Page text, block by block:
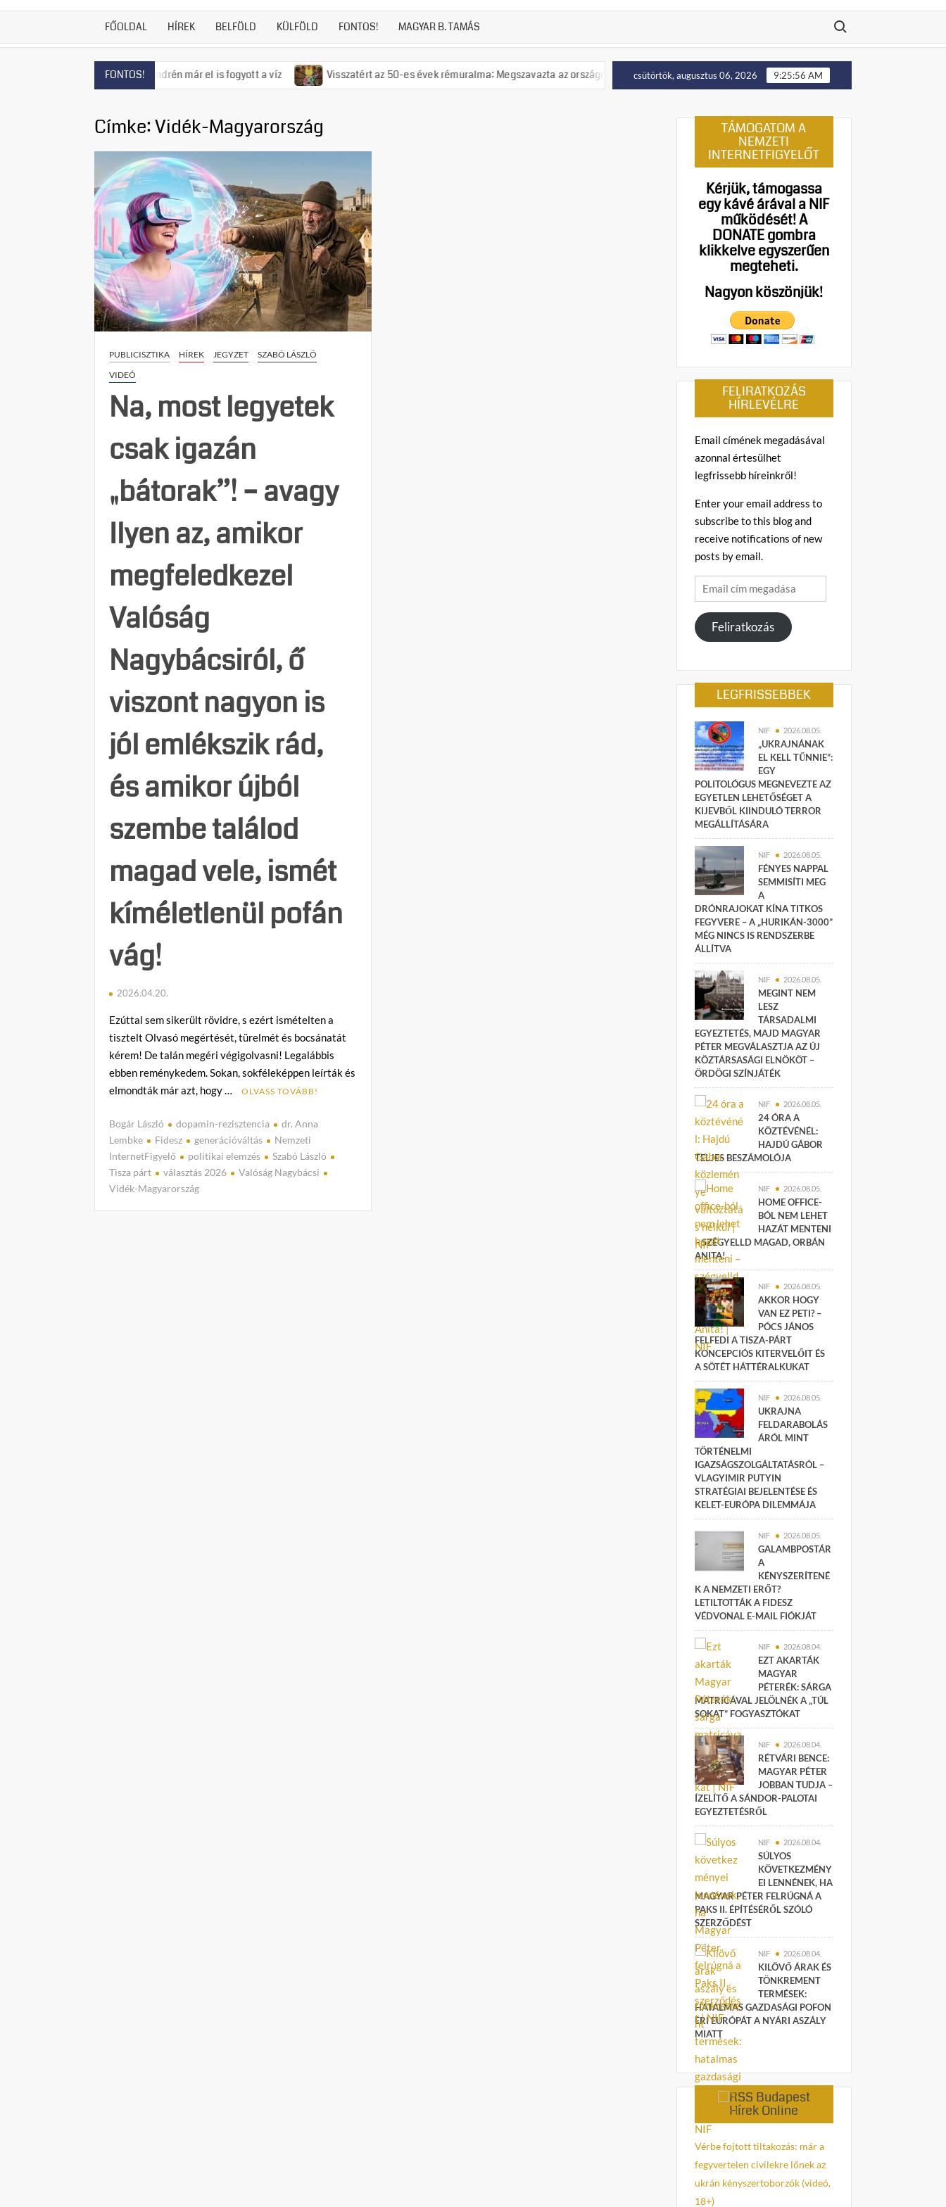
FŐOLDAL HÍREK BELFÖLD KÜLFÖLD FONTOS! MAGYAR B. TAMÁS
Search for:
FONTOS!
fenyeget, Szentendrén már el is fogyott a víz Visszatért az 50-es évek rémuralma: Megszavazta az országgyűlés a tiszás ÁVH felállítását! Putyin: Ukrajna nyugati területei előbb-utóbb
csütörtök, augusztus 06, 2026 9:25:57 AM
Címke:Vidék-Magyarország
PUBLICISZTIKA HÍREK JEGYZET
SZABÓ LÁSZLÓ
VIDEÓ
Na, most legyetek
csak igazán
„bátorak”! – avagy
Ilyen az, amikor
megfeledkezel
Valóság
Nagybácsiról, ő
viszont nagyon is
jól emlékszik rád,
és amikor újból
szembe találod
magad vele, ismét
kíméletlenül pofán
vág!
2026.04.20.
Ezúttal sem sikerült rövidre, s ezért ismételten a
tisztelt Olvasó megértését, türelmét és bocsánatát
kérem! De talán megéri végigolvasni! Legalábbis
ebben reménykedem. Sokan, sokféleképpen leírták és
elmondták már azt, hogy …
OLVASS TOVÁBB!
Bogár László dopamin-rezisztencia
dr. Anna
Lembke
Fidesz generációváltás
Nemzeti
InternetFigyelő
politikai elemzés
Szabó László
Tisza párt
választás 2026
Valóság Nagybácsi
Vidék-Magyarország
TÁMOGATOM A
NEMZETI
INTERNETFIGYELŐT
Kérjük, támogassa
egy kávé árával a NIF
működését!A
DONATE gombra
klikkelve egyszerűen
megteheti.
Nagyon köszönjük!
FELIRATKOZÁS
HÍRLEVÉLRE
Email címének megadásával
azonnal értesülhet
legfrissebb híreinkről!
Enter your email address to
subscribe to this blog and
receive notifications of new
posts by email.
Email
cím
megadása
Feliratkozás
LEGFRISSEBBEK
NIF 2026.08.05.
„UKRAJNÁNAK
EL KELL TŰNNIE”:
EGY
POLITOLÓGUS MEGNEVEZTE AZ
EGYETLEN LEHETŐSÉGET A
KIJEVBŐL KIINDULÓ TERROR
MEGÁLLÍTÁSÁRA
NIF 2026.08.05.
FÉNYES NAPPAL
SEMMISÍTI MEG
A
DRÓNRAJOKAT KÍNA TITKOS
FEGYVERE – A „HURIKÁN-3000”
MÉG NINCS IS RENDSZERBE
ÁLLÍTVA
NIF 2026.08.05.
MEGINT NEM
LESZ
TÁRSADALMI
EGYEZTETÉS, MAJD MAGYAR
PÉTER MEGVÁLASZTJA AZ ÚJ
KÖZTÁRSASÁGI ELNÖKÖT –
ÖRDÖGI SZÍNJÁTÉK
NIF 2026.08.05.
24 ÓRA A
KÖZTÉVÉNÉL:
HAJDÚ GÁBOR
TELJES BESZÁMOLÓJA
NIF 2026.08.05.
HOME OFFICE-
BÓL NEM LEHET
HAZÁT MENTENI
– SZÉGYELLD MAGAD, ORBÁN
ANITA!
NIF 2026.08.05.
AKKOR HOGY
VAN EZ PETI? –
PÓCS JÁNOS
FELFEDI A TISZA-PÁRT
KONCEPCIÓS KITERVELŐIT ÉS
A SÖTÉT HÁTTÉRALKUKAT
NIF 2026.08.05.
UKRAJNA
FELDARABOLÁS
ÁRÓL MINT
TÖRTÉNELMI
IGAZSÁGSZOLGÁLTATÁSRÓL –
VLAGYIMIR PUTYIN
STRATÉGIAI BEJELENTÉSE ÉS
KELET-EURÓPA DILEMMÁJA
NIF 2026.08.05.
GALAMBPOSTÁR
A
KÉNYSZERÍTENÉ
K A NEMZETI ERŐT?
LETILTOTTÁK A FIDESZ
VÉDVONAL E-MAIL FIÓKJÁT
NIF 2026.08.04.
EZT AKARTÁK
MAGYAR
PÉTERÉK: SÁRGA
MATRICÁVAL JELÖLNÉK A „TÚL
SOKAT” FOGYASZTÓKAT
NIF 2026.08.04.
RÉTVÁRI BENCE:
MAGYAR PÉTER
JOBBAN TUDJA –
ÍZELÍTŐ A SÁNDOR-PALOTAI
EGYEZTETÉSRŐL
NIF 2026.08.04.
SÚLYOS
KÖVETKEZMÉNY
EI LENNÉNEK, HA
MAGYAR PÉTER FELRÚGNÁ A
PAKS II. ÉPÍTÉSÉRŐL SZÓLÓ
SZERZŐDÉST
NIF 2026.08.04.
KILÖVŐ ÁRAK ÉS
TÖNKREMENT
TERMÉSEK:
HATALMAS GAZDASÁGI POFON
ÉRI EURÓPÁT A NYÁRI ASZÁLY
MIATT
Budapest
Hírek Online
Vérbe fojtott tiltakozás: már a
fegyvertelen civilekre lőnek az
ukrán kényszertoborzók (videó,
18+)